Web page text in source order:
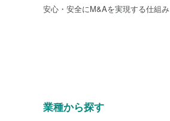
安心・安全にM&Aを実現する仕組み
業種から探す